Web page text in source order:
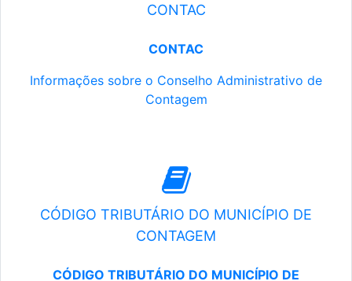
CONTAC
CONTAC
Informações sobre o Conselho Administrativo de
Contagem
CÓDIGO TRIBUTÁRIO DO MUNICÍPIO DE
CONTAGEM
CÓDIGO TRIBUTÁRIO DO MUNICÍPIO DE